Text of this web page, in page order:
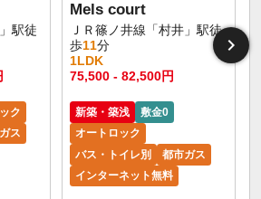
駅徒
ク
ス
Mels court
ＪＲ篠ノ井線「村井」駅徒
歩11分
1LDK
75,500 - 82,500円
新築・築浅
敷金0
オートロック
バス・トイレ別
都市ガス
インターネット無料